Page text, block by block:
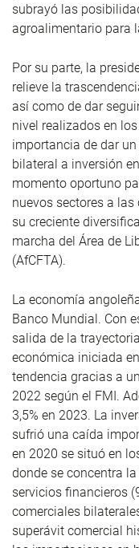
subrayó las
agroalimentario para
Por su parte, la
relieve la
así como de dar
nivel realizados en
importancia de dar
bilateral a inversión
momento oportuno
nuevos sectores a
su creciente
marcha del Área de
(AfCFTA).
La economía
Banco Mundial. Con
salida de la
económica iniciada
tendencia gracias a
2022 según el FMI.
3,5% en 2023. La
sufrió una caída
en 2020 se situó en
donde se concentra
servicios financieros
comerciales
superávit comercial